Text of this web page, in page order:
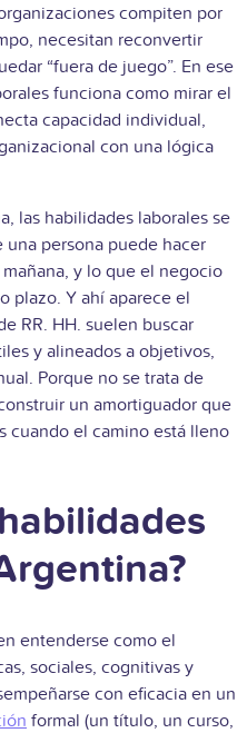
compiten por
necesitan reconvertir
“fuera de juego”. En ese
funciona como mirar el
capacidad individual,
con una lógica
las habilidades laborales se
persona puede hacer
y lo que el negocio
plazo. Y ahí aparece el
RR. HH. suelen buscar
y alineados a objetivos,
Porque no se trata de
un amortiguador que
cuando el camino está lleno
entenderse como el
sociales, cognitivas y
con eficacia en un
formal (un título, un curso,